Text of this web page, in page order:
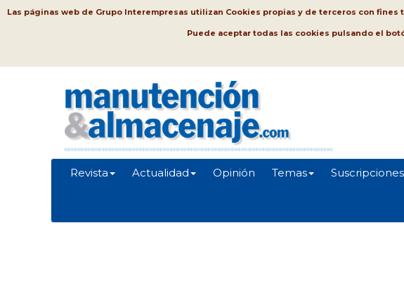
Las páginas web de Grupo Interempresas utilizan Cookies propias y de terceros con
Puede aceptar todas las cookies pulsando el
Revista Actualidad Opinión Temas Suscripciones